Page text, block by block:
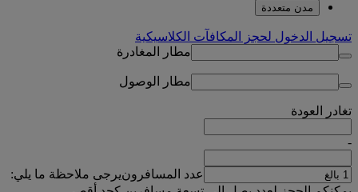
مدن متعددة
تسجيل الدخول لحجز المكافآت الكلاسيكية
مطار المغادرة
مطار الوصول
تغادر العودة
-
عدد المسافرونيرجى ملاحظة ما يلي: